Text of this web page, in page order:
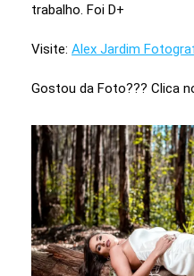
trabalho. Foi D+
Visite: Alex Jardim
Gostou da Foto??? Clica